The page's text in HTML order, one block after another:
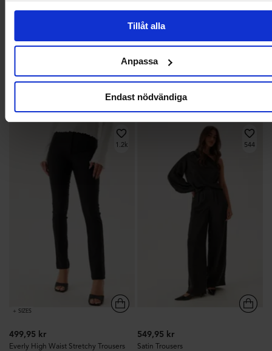
Tillåt alla
Anpassa
Endast nödvändiga
Objbelle Lisa Coated Pant Noos
OBJECT COLLECTORS ITEM
BEST PRICE
499,95 kr
High Waist Slackers
Recycled polyester
1.2k
+ SIZES
499,95 kr
Everly High Waist Stretchy Trousers
544
549,95 kr
Satin Trousers